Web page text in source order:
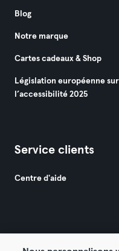
Blog
Notre marque
Cartes cadeaux & Shop
Législation européenne sur
l’accessibilité 2025
Service clients
Centre d'aide